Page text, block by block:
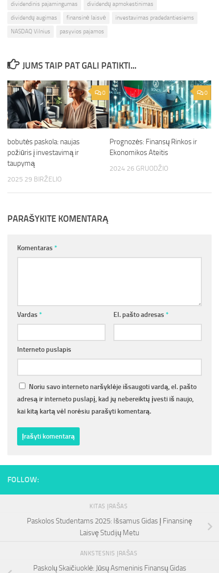
dividendinis pajamingumas
dividendų apmokestinimas
dividendų augimas
finansinė laisvė
investavimas pradedantiesiems
NASDAQ Vilnius
pasyvios pajamos
JUMS TAIP PAT GALI PATIKTI...
0
bobutės paskola: naujas
požiūris į investavimą ir
taupymą
2025 29 BIRŽELIO
0
Prognozės: Finansų Rinkos ir
Ekonomikos Ateitis
2024 26 GRUODŽIO
PARAŠYKITE KOMENTARĄ
Komentaras *
Vardas * El. pašto adresas *
Interneto puslapis
Noriu savo interneto naršyklėje išsaugoti vardą, el. pašto
adresą ir interneto puslapį, kad jų nebereiktų įvesti iš naujo,
kai kitą kartą vėl norėsiu parašyti komentarą.
FOLLOW:
KITAS ĮRAŠAS
Paskolos Studentams 2025: Išsamus Gidas Į Finansinę
Laisvę Studijų Metu
ANKSTESNIS ĮRAŠAS
Paskolų Skaičiuoklė: Jūsų Asmeninis Finansų Gidas